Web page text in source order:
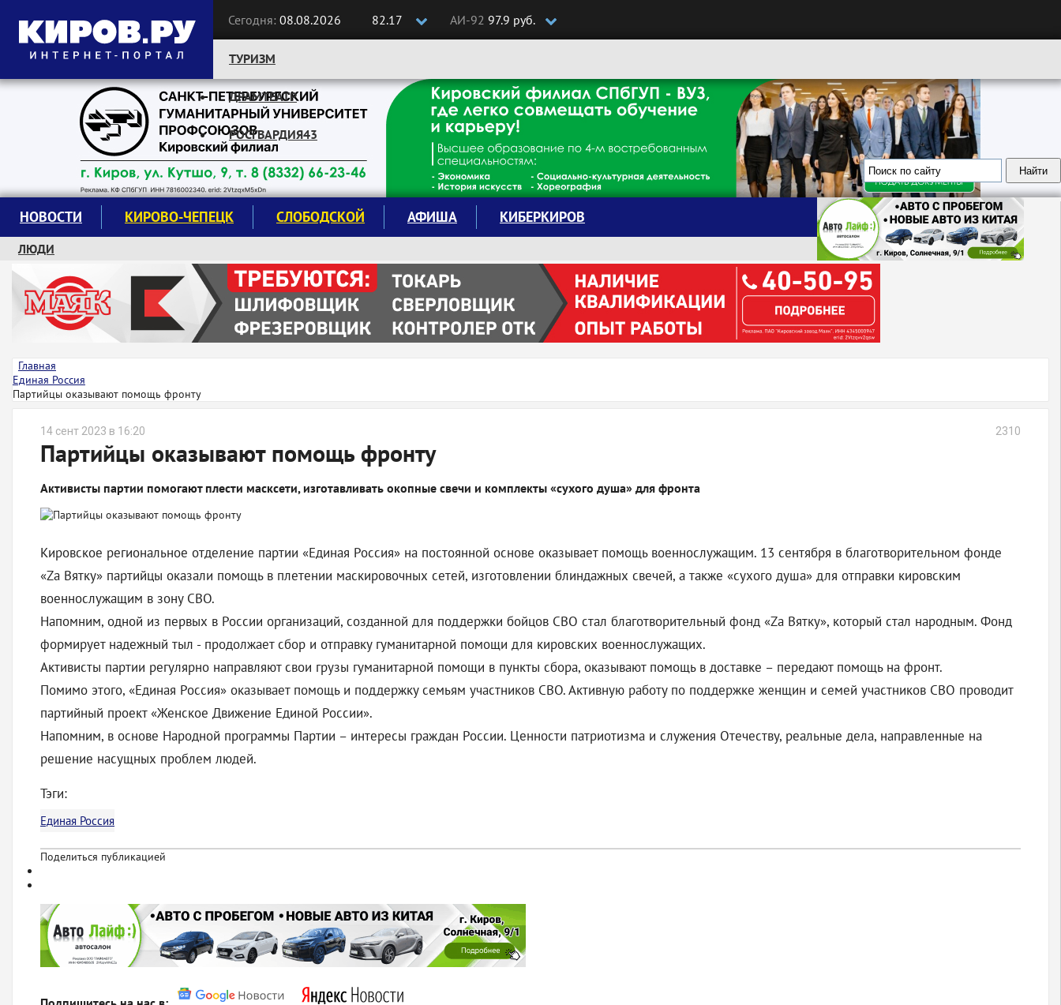
Сегодня: 08.08.2026 82.17 АИ-92 97.9 руб.
Следите за новостями:
ТУРИЗМ
ДРАМТЕАТР
РОСГВАРДИЯ43
НОВОСТИ КИРОВО-ЧЕПЕЦК СЛОБОДСКОЙ АФИША КИБЕРКИРОВ
ЛЮДИ
КРУЖКИ И СЕКЦИИ
ЗАВОДУ "МАЯК" 85 ЛЕТ
ЭКОЛОГИЯ
Главная
Единая Россия
Партийцы оказывают помощь фронту
14 сент 2023 в 16:20 2310
Партийцы оказывают помощь фронту
Активисты партии помогают плести масксети, изготавливать окопные свечи и комплекты «сухого душа» для фронта
Кировское региональное отделение партии «Единая Россия» на постоянной основе оказывает помощь военнослужащим. 13 сентября в благотворительном фонде
«Zа Вятку» партийцы оказали помощь в плетении маскировочных сетей, изготовлении блиндажных свечей, а также «сухого душа» для отправки кировским
военнослужащим в зону СВО.
Напомним, одной из первых в России организаций, созданной для поддержки бойцов СВО стал благотворительный фонд «Zа Вятку», который стал народным. Фонд
формирует надежный тыл - продолжает сбор и отправку гуманитарной помощи для кировских военнослужащих.
Активисты партии регулярно направляют свои грузы гуманитарной помощи в пункты сбора, оказывают помощь в доставке – передают помощь на фронт.
Помимо этого, «Единая Россия» оказывает помощь и поддержку семьям участников СВО. Активную работу по поддержке женщин и семей участников СВО проводит
партийный проект «Женское Движение Единой России».
Напомним, в основе Народной программы Партии – интересы граждан России. Ценности патриотизма и служения Отечеству, реальные дела, направленные на
решение насущных проблем людей.
Тэги:
Единая Россия
Поделиться публикацией